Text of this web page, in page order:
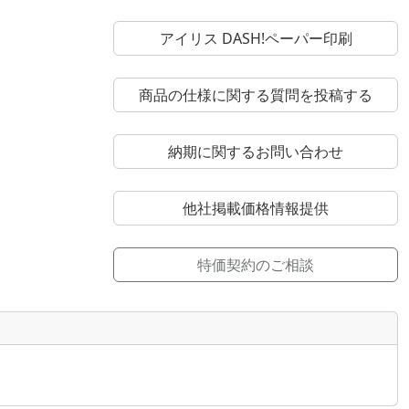
アイリス DASH!ペーパー印刷
商品の仕様に関する質問を投稿する
納期に関するお問い合わせ
他社掲載価格情報提供
特価契約のご相談